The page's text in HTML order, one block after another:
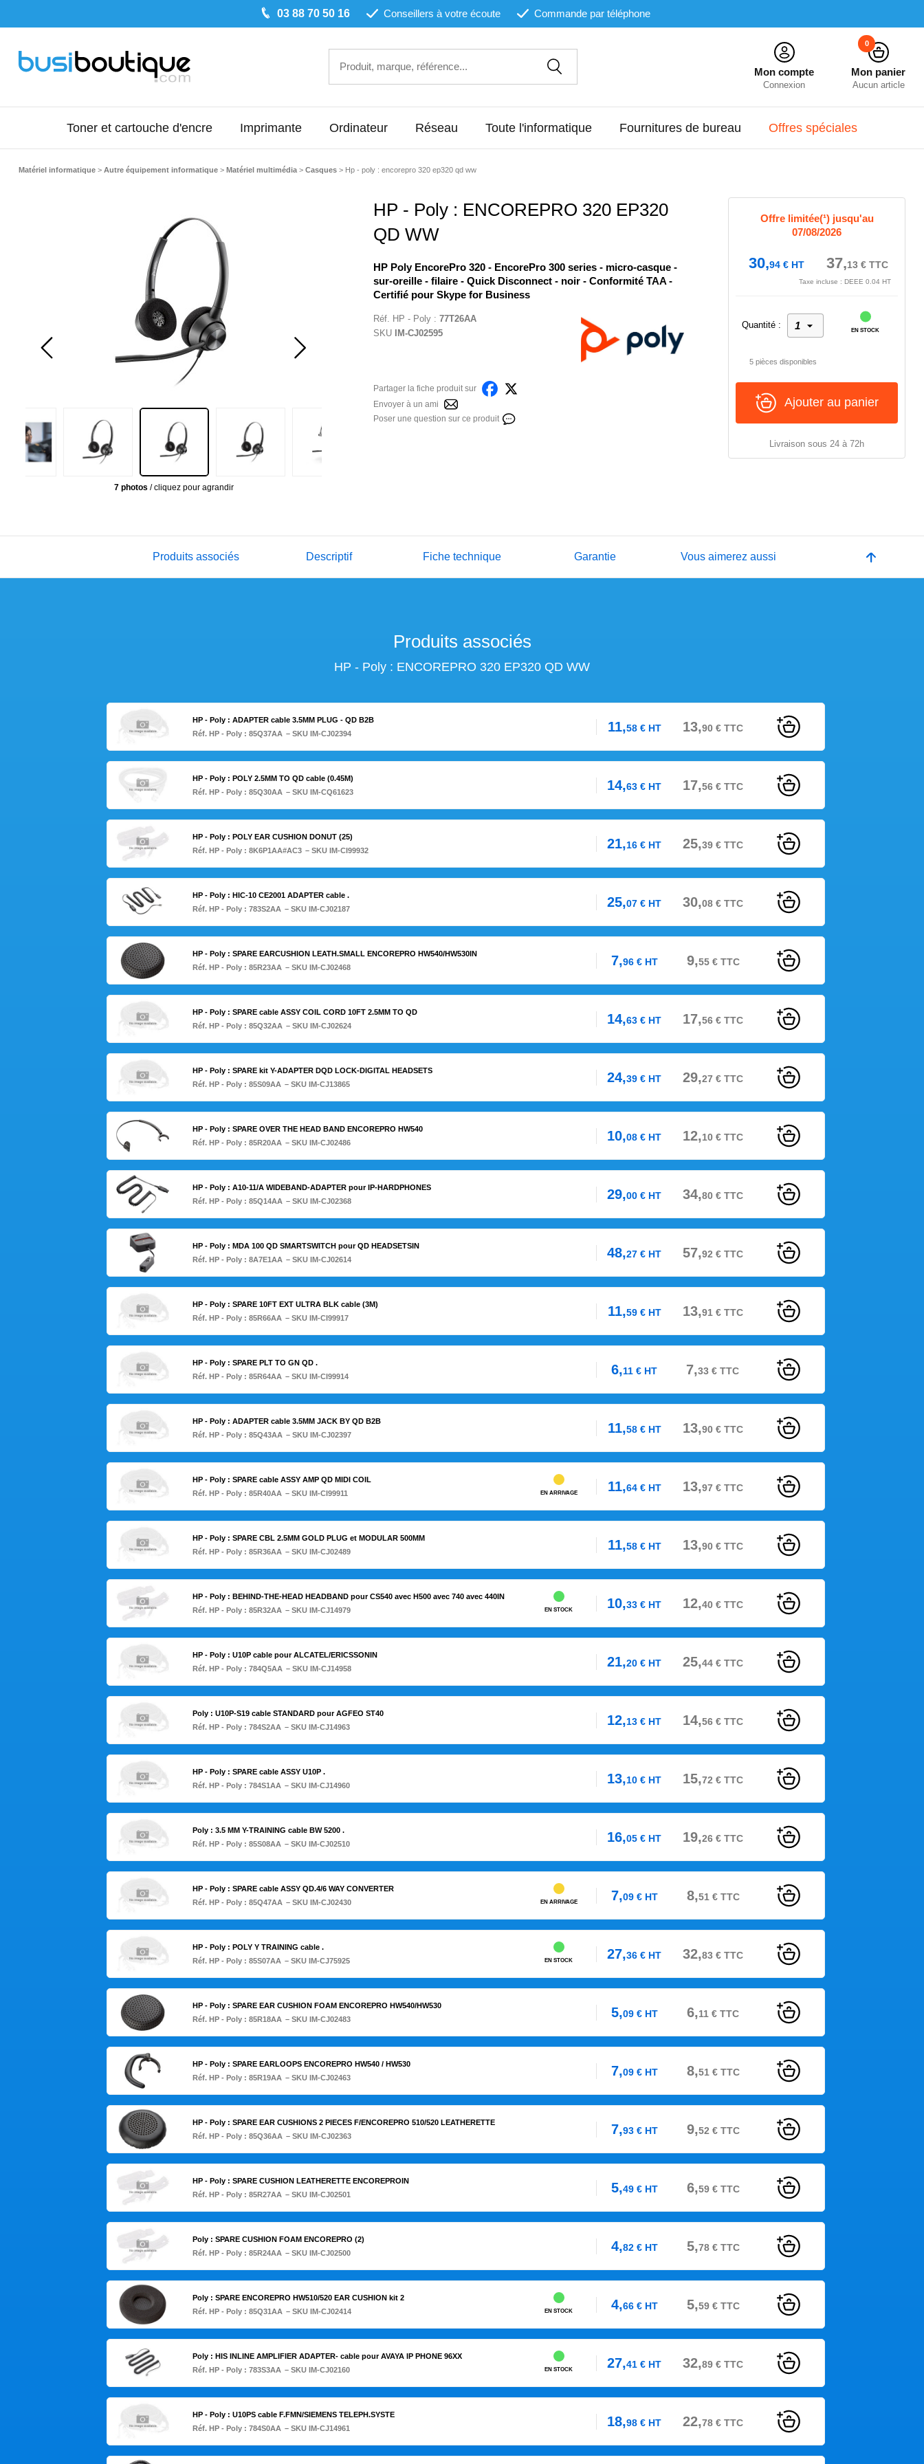
03 88 70 50 16 Conseillers à votre écoute Commande par téléphone
Mon compte
Connexion
Mon panier
Aucun article
0
Toner et cartouche d'encre Imprimante Ordinateur Réseau Toute l'informatique Fournitures de bureau Offres spéciales
Matériel informatique > Autre équipement informatique > Matériel multimédia > Casques> Hp - poly : encorepro 320 ep320 qd ww
7 photos / cliquez pour agrandir
HP - Poly : ENCOREPRO 320 EP320
QD WW
HP Poly EncorePro 320 - EncorePro 300 series - micro-casque -
sur-oreille - filaire - Quick Disconnect - noir - Conformité TAA -
Certifié pour Skype for Business
Réf. HP - Poly: 77T26AA
SKU
IM-CJ02595
Partager la fiche produit sur
Envoyer à un ami
Poser une question sur ce produit
Offre limitée(¹) jusqu'au
07/08/2026
30,94€HT 37,13 € TTC
Taxe incluse : DEEE 0.04 HT
Quantité :
EN STOCK
5 pièces disponibles
Ajouter au panier
Livraison sous 24 à 72h
Produits associés Descriptif Fiche technique Garantie Vous aimerez aussi
Produits associés
HP - Poly : ENCOREPRO 320 EP320 QD WW
HP - Poly : ADAPTER cable 3.5MM PLUG - QD B2B
Réf. HP - Poly : 85Q37AA – SKU IM-CJ02394 11,58€HT 13,90€TTC
HP - Poly : POLY 2.5MM TO QD cable (0.45M)
Réf. HP - Poly : 85Q30AA – SKU IM-CQ61623 14,63 € HT 17,56 € TTC
HP - Poly : POLY EAR CUSHION DONUT (25)
Réf. HP - Poly : 8K6P1AA#AC3 – SKU IM-CI99932 21,16 € HT 25,39 € TTC
HP - Poly : HIC-10 CE2001 ADAPTER cable .
Réf. HP - Poly : 783S2AA – SKU IM-CJ02187 25,07 € HT 30,08 € TTC
HP - Poly : SPARE EARCUSHION LEATH.SMALL ENCOREPRO HW540/HW530IN
Réf. HP - Poly : 85R23AA – SKU IM-CJ02468 7,96€HT 9,55€TTC
HP - Poly : SPARE cable ASSY COIL CORD 10FT 2.5MM TO QD
Réf. HP - Poly : 85Q32AA – SKU IM-CJ02624 14,63 € HT 17,56 € TTC
HP - Poly : SPARE kit Y-ADAPTER DQD LOCK-DIGITAL HEADSETS
Réf. HP - Poly : 85S09AA – SKU IM-CJ13865 24,39 € HT 29,27 € TTC
HP - Poly : SPARE OVER THE HEAD BAND ENCOREPRO HW540
Réf. HP - Poly : 85R20AA – SKU IM-CJ02486 10,08 € HT 12,10 € TTC
HP - Poly : A10-11/A WIDEBAND-ADAPTER pour IP-HARDPHONES
Réf. HP - Poly : 85Q14AA – SKU IM-CJ02368 29,00 € HT 34,80 € TTC
HP - Poly : MDA 100 QD SMARTSWITCH pour QD HEADSETSIN
Réf. HP - Poly : 8A7E1AA – SKU IM-CJ02614 48,27 € HT 57,92 € TTC
HP - Poly : SPARE 10FT EXT ULTRA BLK cable (3M)
Réf. HP - Poly : 85R66AA – SKU IM-CI99917 11,59€HT 13,91 €TTC
HP - Poly : SPARE PLT TO GN QD .
Réf. HP - Poly : 85R64AA – SKU IM-CI99914 6,11 € HT 7,33 € TTC
HP - Poly : ADAPTER cable 3.5MM JACK BY QD B2B
Réf. HP - Poly : 85Q43AA – SKU IM-CJ02397 11,58€HT 13,90€TTC
HP - Poly : SPARE cable ASSY AMP QD MIDI COIL
Réf. HP - Poly : 85R40AA – SKU IM-CI99911 EN ARRIVAGE 11,64€HT 13,97 €TTC
HP - Poly : SPARE CBL 2.5MM GOLD PLUG et MODULAR 500MM
Réf. HP - Poly : 85R36AA – SKU IM-CJ02489 11,58€HT 13,90€TTC
HP - Poly : BEHIND-THE-HEAD HEADBAND pour CS540 avec H500 avec 740 avec 440IN
Réf. HP - Poly : 85R32AA – SKU IM-CJ14979 EN STOCK 10,33 € HT 12,40 € TTC
HP - Poly : U10P cable pour ALCATEL/ERICSSONIN
Réf. HP - Poly : 784Q5AA – SKU IM-CJ14958 21,20 € HT 25,44 € TTC
Poly : U10P-S19 cable STANDARD pour AGFEO ST40
Réf. HP - Poly : 784S2AA – SKU IM-CJ14963 12,13 € HT 14,56 € TTC
HP - Poly : SPARE cable ASSY U10P .
Réf. HP - Poly : 784S1AA – SKU IM-CJ14960 13,10 € HT 15,72 € TTC
Poly : 3.5 MM Y-TRAINING cable BW 5200 .
Réf. HP - Poly : 85S08AA – SKU IM-CJ02510 16,05 € HT 19,26 € TTC
HP - Poly : SPARE cable ASSY QD.4/6 WAY CONVERTER
Réf. HP - Poly : 85Q47AA – SKU IM-CJ02430 EN ARRIVAGE 7,09€HT 8,51 €TTC
HP - Poly : POLY Y TRAINING cable .
Réf. HP - Poly : 85S07AA – SKU IM-CJ75925 EN STOCK 27,36 € HT 32,83 € TTC
HP - Poly : SPARE EAR CUSHION FOAM ENCOREPRO HW540/HW530
Réf. HP - Poly : 85R18AA – SKU IM-CJ02483 5,09 € HT 6,11 € TTC
HP - Poly : SPARE EARLOOPS ENCOREPRO HW540 / HW530
Réf. HP - Poly : 85R19AA – SKU IM-CJ02463 7,09€HT 8,51 €TTC
HP - Poly : SPARE EAR CUSHIONS 2 PIECES F/ENCOREPRO 510/520 LEATHERETTE
Réf. HP - Poly : 85Q36AA – SKU IM-CJ02363 7,93€HT 9,52 €TTC
HP - Poly : SPARE CUSHION LEATHERETTE ENCOREPROIN
Réf. HP - Poly : 85R27AA – SKU IM-CJ02501 5,49€HT 6,59€TTC
Poly : SPARE CUSHION FOAM ENCOREPRO (2)
Réf. HP - Poly : 85R24AA – SKU IM-CJ02500 4,82€HT 5,78€TTC
Poly : SPARE ENCOREPRO HW510/520 EAR CUSHION kit 2
Réf. HP - Poly : 85Q31AA – SKU IM-CJ02414 EN STOCK 4,66€HT 5,59€TTC
Poly : HIS INLINE AMPLIFIER ADAPTER- cable pour AVAYA IP PHONE 96XX
Réf. HP - Poly : 783S3AA – SKU IM-CJ02160 EN STOCK 27,41 € HT 32,89 € TTC
HP - Poly : U10PS cable F.FMN/SIEMENS TELEPH.SYSTE
Réf. HP - Poly : 784S0AA – SKU IM-CJ14961 18,98 € HT 22,78 € TTC